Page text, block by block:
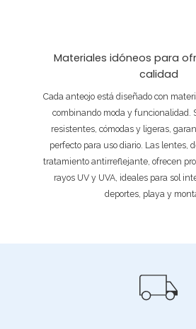
Materiales idóneos para
calidad
Cada anteojo está diseñado con
combinando moda y funcionalidad.
resistentes, cómodas y ligeras,
perfecto para uso diario. Las lentes,
tratamiento antirreflejante, ofrecen
rayos UV y UVA, ideales para sol
deportes, playa y